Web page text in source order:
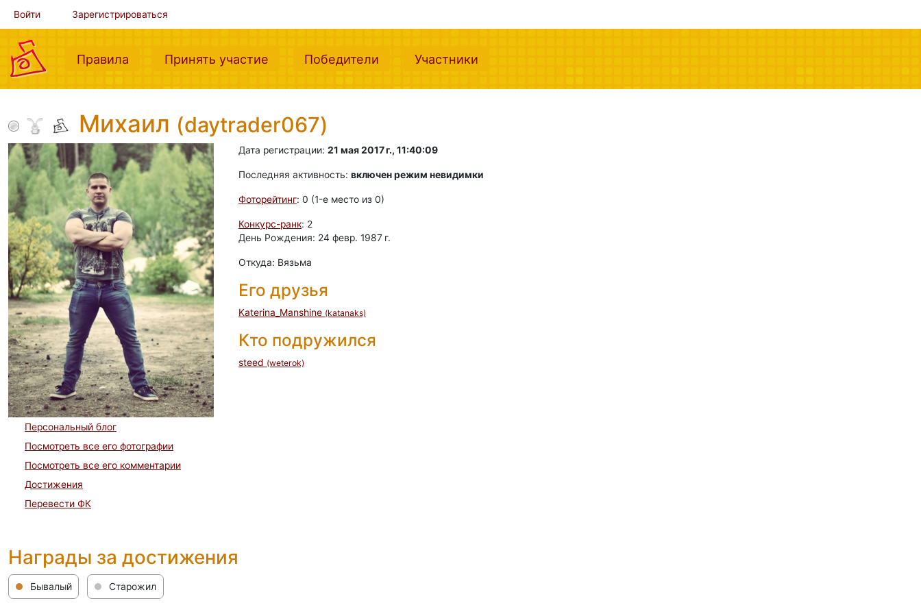
Войти Зарегистрироваться
Правила (current)Принять участие (current)Победители (current)Участники
Михаил (daytrader067)
Персональный блог
Посмотреть все его фотографии
Посмотреть все его комментарии
Достижения
Перевести ФК
Дата регистрации: 21 мая 2017 г., 11:40:09
Последняя активность: включен режим невидимки
Фоторейтинг: 0 (1-e место из 0)
Конкурс-ранк: 2
День Рождения: 24 февр. 1987 г.
Откуда: Вязьма
Его друзья
Katerina_Manshine (katanaks)
Кто подружился
steed (weterok)
Награды за достижения
Бывалый Старожил